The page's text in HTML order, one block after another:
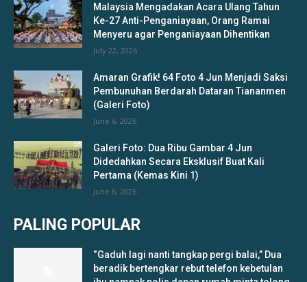
Malaysia Mengadakan Acara Ulang Tahun
Ke-27 Anti-Penganiayaan, Orang Ramai
Menyeru agar Penganiayaan Dihentikan
July 22, 2026
Amaran Grafik! 64 Foto 4 Jun Menjadi Saksi
Pembunuhan Berdarah Dataran Tiananmen
(Galeri Foto)
June 6, 2026
Galeri Foto: Dua Ribu Gambar 4 Jun
Didedahkan Secara Eksklusif Buat Kali
Pertama (Kemas Kini 1)
June 6, 2026
PALING POPULAR
“Gaduh lagi nanti tangkap pergi balai,” Dua
beradik bertengkar rebut telefon kebetulan